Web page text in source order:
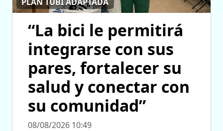
“La bici le permitirá
integrarse con sus
pares, fortalecer su
salud y conectar con
su comunidad”
08/08/2026 10:49